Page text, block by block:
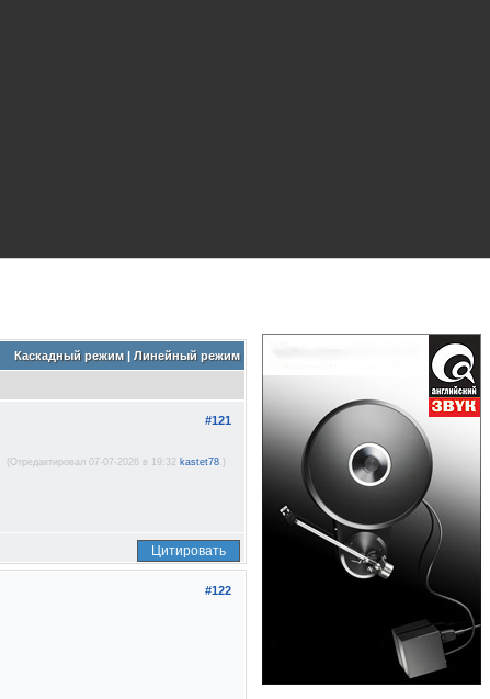
Каскадный режим| Линейный режим
#121
(Отредактировал 07-07-2026 в 19:32 kastet78 .)
Цитировать
#122